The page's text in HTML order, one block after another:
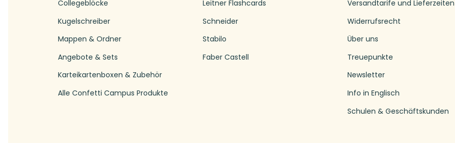
Collegeblöcke
Kugelschreiber
Mappen & Ordner
Angebote & Sets
Karteikartenboxen & Zubehör
Alle Confetti Campus Produkte
Leitner Flashcards
Schneider
Stabilo
Faber Castell
Versandtarife und Lieferzeiten
Widerrufsrecht
Über uns
Treuepunkte
Newsletter
Info in Englisch
Schulen & Geschäftskunden